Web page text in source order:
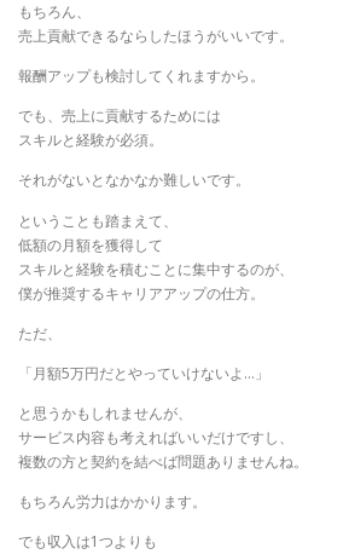
もちろん、
売上貢献できるならしたほうがいいです。
報酬アップも検討してくれますから。
でも、売上に貢献するためには
スキルと経験が必須。
それがないとなかなか難しいです。
ということも踏まえて、
低額の月額を獲得して
スキルと経験を積むことに集中するのが、
僕が推奨するキャリアアップの仕方。
ただ、
「月額5万円だとやっていけないよ…」
と思うかもしれませんが、
サービス内容も考えればいいだけですし、
複数の方と契約を結べば問題ありませんね。
もちろん労力はかかります。
でも収入は1つよりも